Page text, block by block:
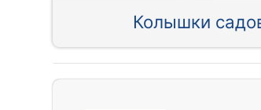
Колышки